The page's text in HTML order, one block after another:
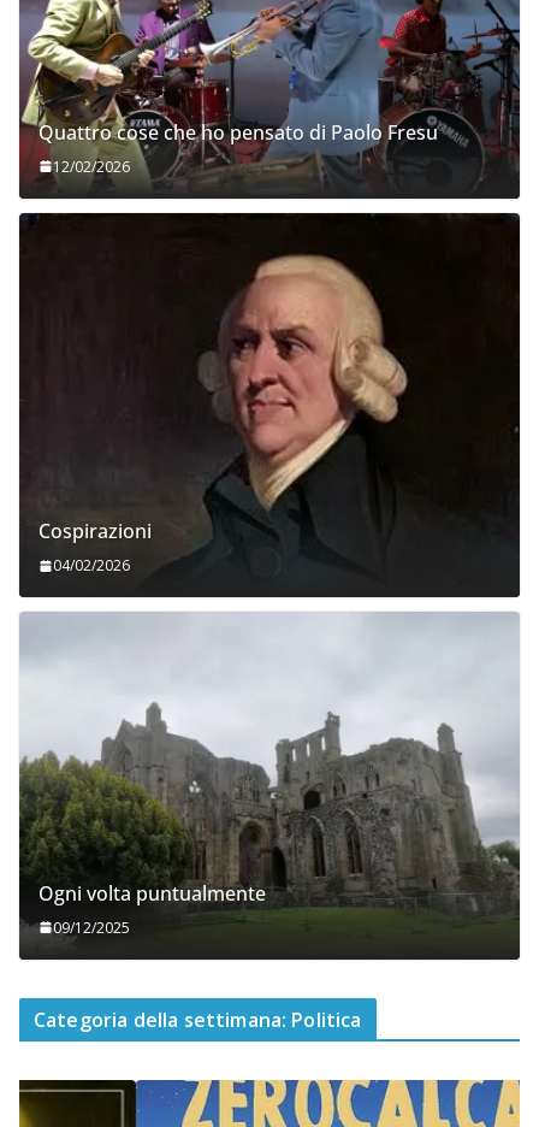
Quattro cose che ho pensato di Paolo Fresu
12/02/2026
Cospirazioni
04/02/2026
Ogni volta puntualmente
09/12/2025
Categoria della settimana: Politica